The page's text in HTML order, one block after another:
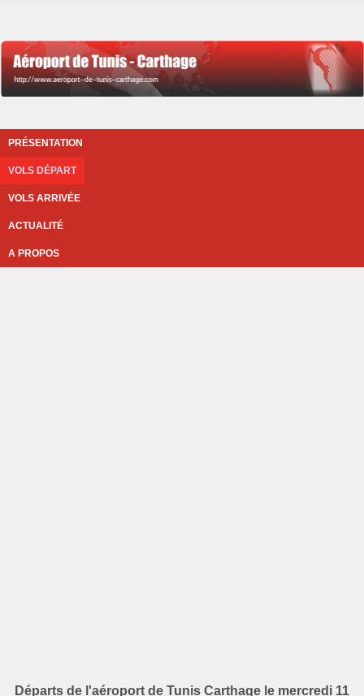
PRÉSENTATION
VOLS DÉPART
VOLS ARRIVÉE
ACTUALITÉ
A PROPOS
Départs de l'aéroport de Tunis Carthage le mercredi 11